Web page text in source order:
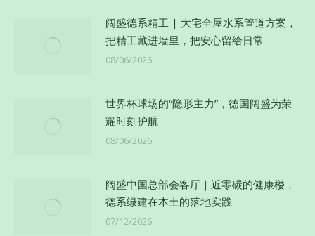
阔盛德系精工 | 大宅全屋水系管道方案，
把精工藏进墙里，把安心留给日常
08/06/2026
世界杯球场的“隐形主力”，德国阔盛为荣
耀时刻护航
08/06/2026
阔盛中国总部会客厅｜近零碳的健康楼，
德系绿建在本土的落地实践
07/12/2026